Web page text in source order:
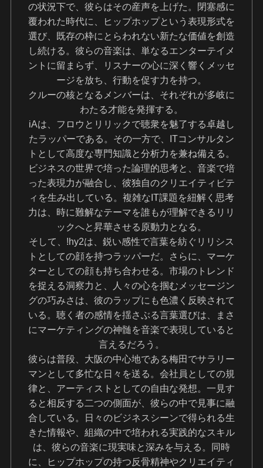
の状況下で、彼らはその産声を上げた。閉塞感に
覆われた時代に、ヒップホップという表現形式を
選び、既存の枠にとらわれない新たな価値を創造
し続ける。彼らの音楽は、単なるエンターテイメ
ントに留まらず、リスナーの心に深く響くメッセ
ージを放ち、行動を促す力を持つ。
クルーの核となるメンバーは、それぞれが多岐に
わたる才能を発揮する。
iAは、フロウとリリックで聴衆を魅了する卓越し
たラッパーである。その一方で、ITコンサルタン
トとして高度な専門知識と分析力を兼ね備える。
ビジネスの世界で培った論理的思考と、音楽で培
った表現力が融合し、彼独自のクリエイティビテ
ィを生み出している。複雑なIT課題を紐解く思考
力は、時に難解なテーマを誰もが理解できるリリ
ックへと昇華させる原動力となる。
そして、!hy2は、鋭い感性で言葉を紡ぐリリシス
トとしての顔を持つラッパーだ。さらに、マーケ
ターとしての顔も持ち合わせる。市場のトレンド
を捉える洞察力と、人々の心を掴むメッセージン
グの巧みさは、彼のラップにも色濃く反映されて
いる。聴く者の感情を揺さぶる言葉選びは、まさ
にマーケティングの神髄を音楽で表現していると
言えるだろう。
彼らは普段、大阪の中心地である梅田でサラリー
マンとして多忙な日々を送る。会社員としての規
律と、アーティストとしての自由な発想。一見す
ると相反する二つの側面が、彼らの中で見事に融
合している。日々のビジネスシーンで得られる生
きた情報や、組織の中で培われる実践的なスキル
は、彼らの音楽に現実味と深みを与える。同時
に、ヒップホップの持つ反骨精神やクリエイティ